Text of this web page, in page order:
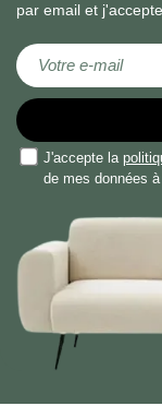
par email et
Inscription à notre
J'accepte la
de mes données